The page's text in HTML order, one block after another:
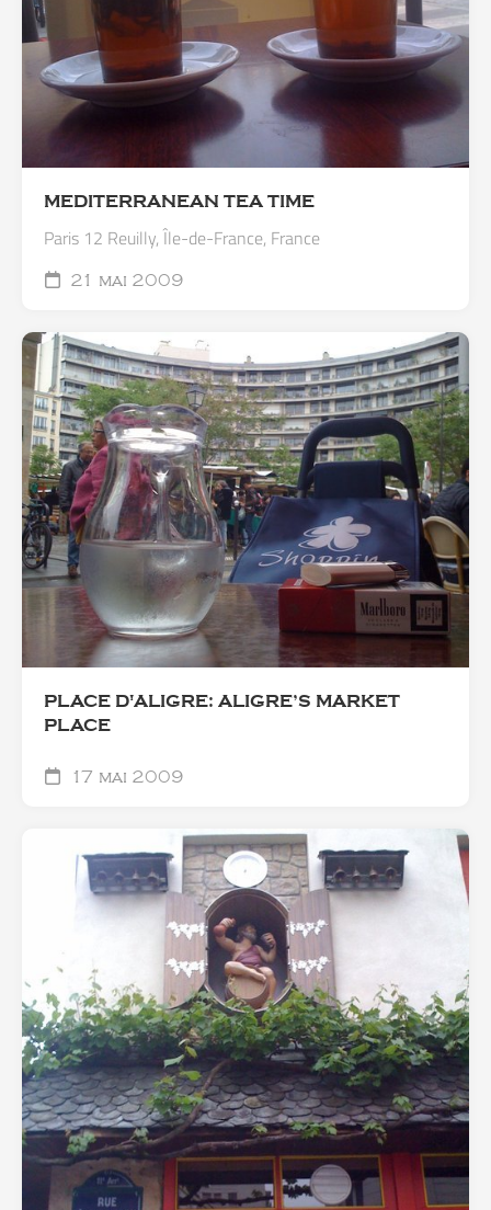
MEDITERRANEAN TEA TIME
Paris 12 Reuilly, Île-de-France, France
21 mai 2009
PLACE D'ALIGRE: ALIGRE’S MARKET
PLACE
17 mai 2009